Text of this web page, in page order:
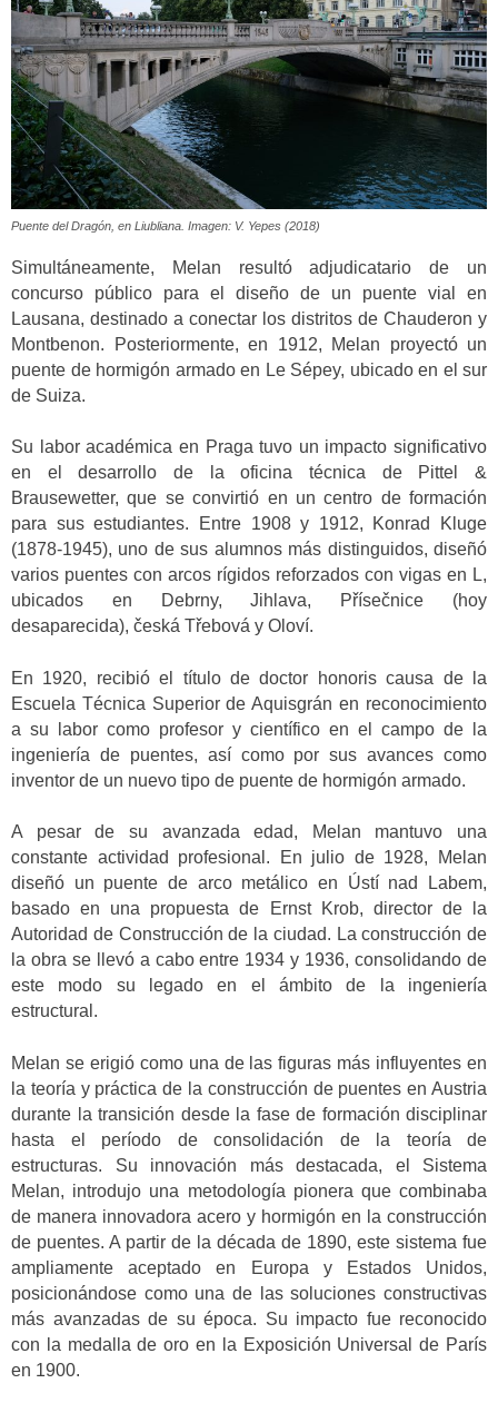
Puente del Dragón, en Liubliana. Imagen: V. Yepes (2018)
Simultáneamente, Melan resultó adjudicatario de un
concurso público para el diseño de un puente vial en
Lausana, destinado a conectar los distritos de Chauderon y
Montbenon. Posteriormente, en 1912, Melan proyectó un
puente de hormigón armado en Le Sépey, ubicado en el sur
de Suiza.
Su labor académica en Praga tuvo un impacto significativo
en el desarrollo de la oficina técnica de Pittel &
Brausewetter, que se convirtió en un centro de formación
para sus estudiantes. Entre 1908 y 1912, Konrad Kluge
(1878-1945), uno de sus alumnos más distinguidos, diseñó
varios puentes con arcos rígidos reforzados con vigas en L,
ubicados en Debrny, Jihlava, Přísečnice (hoy
desaparecida), česká Třebová y Oloví.
En 1920, recibió el título de doctor honoris causa de la
Escuela Técnica Superior de Aquisgrán en reconocimiento
a su labor como profesor y científico en el campo de la
ingeniería de puentes, así como por sus avances como
inventor de un nuevo tipo de puente de hormigón armado.
A pesar de su avanzada edad, Melan mantuvo una
constante actividad profesional. En julio de 1928, Melan
diseñó un puente de arco metálico en Ústí nad Labem,
basado en una propuesta de Ernst Krob, director de la
Autoridad de Construcción de la ciudad. La construcción de
la obra se llevó a cabo entre 1934 y 1936, consolidando de
este modo su legado en el ámbito de la ingeniería
estructural.
Melan se erigió como una de las figuras más influyentes en
la teoría y práctica de la construcción de puentes en Austria
durante la transición desde la fase de formación disciplinar
hasta el período de consolidación de la teoría de
estructuras. Su innovación más destacada, el Sistema
Melan, introdujo una metodología pionera que combinaba
de manera innovadora acero y hormigón en la construcción
de puentes. A partir de la década de 1890, este sistema fue
ampliamente aceptado en Europa y Estados Unidos,
posicionándose como una de las soluciones constructivas
más avanzadas de su época. Su impacto fue reconocido
con la medalla de oro en la Exposición Universal de París
en 1900.